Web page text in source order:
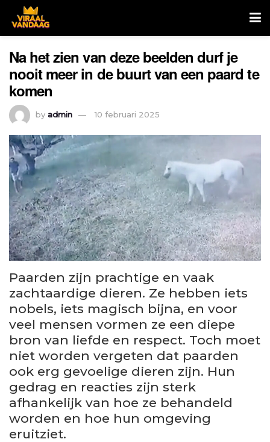
Na het zien van deze beelden durf je
nooit meer in de buurt van een paard te
komen
by admin 10 februari 2025
Paarden zijn prachtige en vaak
zachtaardige dieren. Ze hebben iets
nobels, iets magisch bijna, en voor
veel mensen vormen ze een diepe
bron van liefde en respect. Toch moet
niet worden vergeten dat paarden
ook erg gevoelige dieren zijn. Hun
gedrag en reacties zijn sterk
afhankelijk van hoe ze behandeld
worden en hoe hun omgeving
eruitziet.